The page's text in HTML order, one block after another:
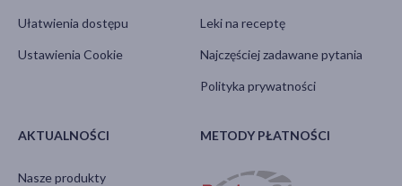
Ułatwienia dostępu
Ustawienia Cookie
Leki na receptę
Najczęściej zadawane pytania
Polityka prywatności
AKTUALNOŚCI
Nasze produkty
METODY PŁATNOŚCI